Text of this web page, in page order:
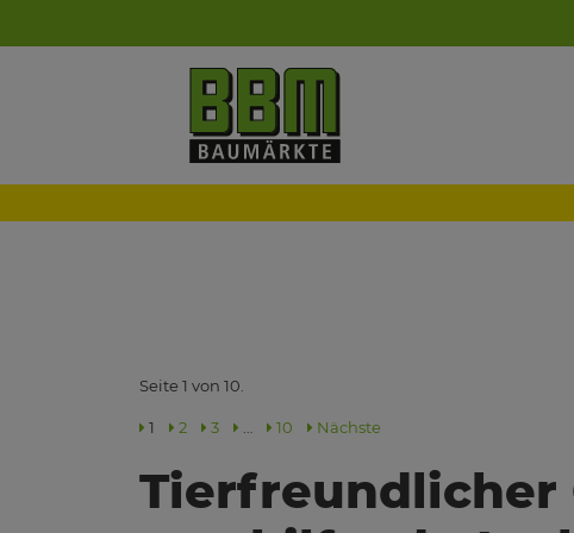
Seite 1 von 10.
1 2 3 10 Nächste
Tierfreundlicher